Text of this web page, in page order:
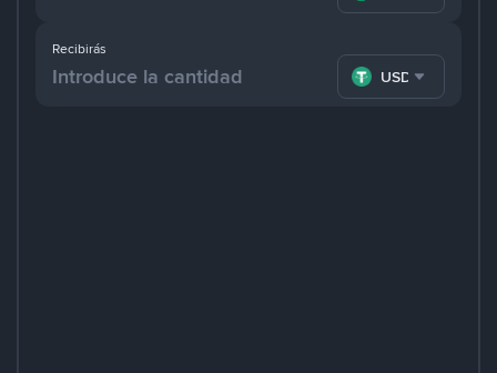
Recibirás
USDT